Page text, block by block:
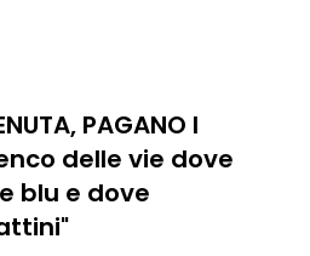
PAGANO I
delle vie dove
blu e dove